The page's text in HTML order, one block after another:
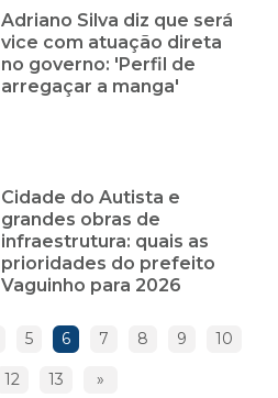
Adriano Silva diz que será
vice com atuação direta
no governo: 'Perfil de
arregaçar a manga'
Cidade do Autista e
grandes obras de
infraestrutura: quais as
prioridades do prefeito
Vaguinho para 2026
5 6 7 8 9 10
12 13 »